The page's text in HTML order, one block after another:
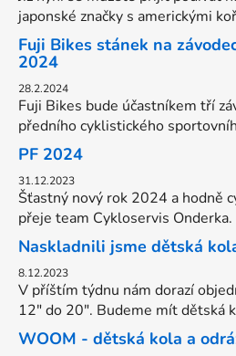
japonské značky s americkými
Fuji Bikes stánek na
2024
28.2.2024
Fuji Bikes bude účastníkem tří
předního cyklistického
PF 2024
31.12.2023
Šťastný nový rok 2024 a hodně
přeje team Cykloservis Onderka.
Naskladnili jsme dětská
8.12.2023
V příštím týdnu nám dorazí
12" do 20". Budeme mít dětská
WOOM - dětská kola a